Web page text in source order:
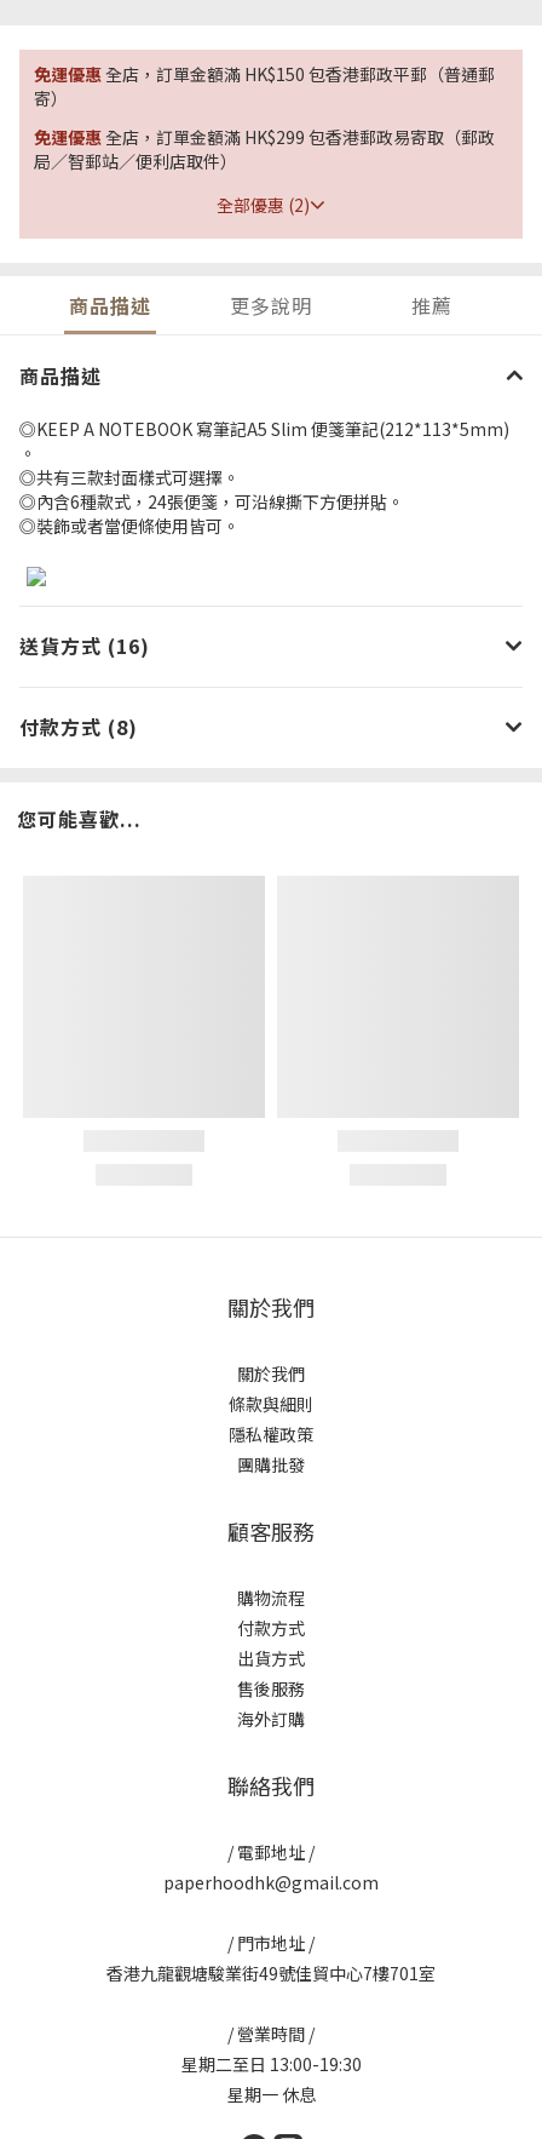
免運優惠全店，訂單金額滿 HK$150 包香港郵政平郵（普通郵
寄）
免運優惠全店，訂單金額滿 HK$299 包香港郵政易寄取（郵政
局／智郵站／便利店取件）
全部優惠 (2)
商品描述 更多說明 推薦
商品描述
◎KEEP A NOTEBOOK 寫筆記A5 Slim 便箋筆記(212*113*5mm)
。
◎共有三款封面樣式可選擇。
◎內含6種款式，24張便箋，可沿線撕下方便拼貼。
◎裝飾或者當便條使用皆可。
送貨方式 (16)
付款方式 (8)
您可能喜歡...
關於我們
關於我們
條款與細則
隱私權政策
團購批發
顧客服務
購物流程
付款方式
出貨方式
售後服務
海外訂購
聯絡我們
/ 電郵地址 /
paperhoodhk@gmail.com
/ 門市地址 /
香港九龍觀塘駿業街49號佳貿中心7樓701室
/ 營業時間 /
星期二至日 13:00-19:30
星期一 休息